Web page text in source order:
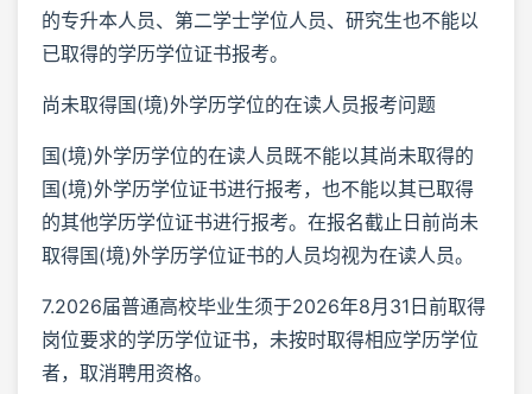
的专升本人员、第二学士学位人员、研究生也不能以
已取得的学历学位证书报考。
尚未取得国(境)外学历学位的在读人员报考问题
国(境)外学历学位的在读人员既不能以其尚未取得的
国(境)外学历学位证书进行报考，也不能以其已取得
的其他学历学位证书进行报考。在报名截止日前尚未
取得国(境)外学历学位证书的人员均视为在读人员。
7.2026届普通高校毕业生须于2026年8月31日前取得
岗位要求的学历学位证书，未按时取得相应学历学位
者，取消聘用资格。